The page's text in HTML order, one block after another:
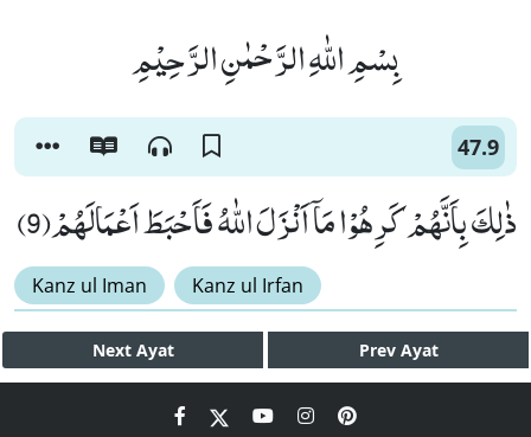
بِسْمِ اللّٰهِ الرَّحْمٰنِ الرَّحِیْمِ
47.9
ذٰلِكَ بِاَنَّهُمْ كَرِهُوْا مَاۤ اَنْزَلَ اللّٰهُ فَاَحْبَطَ اَعْمَالَهُمْ(9)
Kanz ul Iman Kanz ul Irfan
Next Ayat Prev Ayat